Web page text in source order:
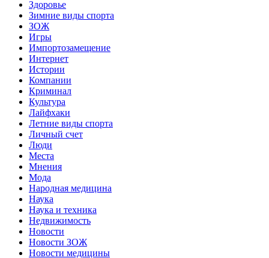
Здоровье
Зимние виды спорта
ЗОЖ
Игры
Импортозамещение
Интернет
Истории
Компании
Криминал
Культура
Лайфхаки
Летние виды спорта
Личный счет
Люди
Места
Мнения
Мода
Народная медицина
Наука
Наука и техника
Недвижимость
Новости
Новости ЗОЖ
Новости медицины